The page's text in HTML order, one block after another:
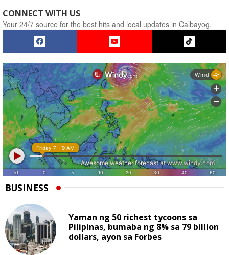
CONNECT WITH US
Your 24/7 source for the best hits and local updates in Calbayog.
BUSINESS
Yaman ng 50 richest tycoons sa
Pilipinas, bumaba ng 8% sa 79 billion
dollars, ayon sa Forbes